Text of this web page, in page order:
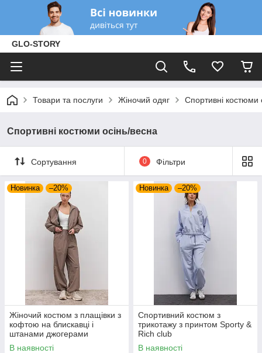
GLO-STORY
Товари та послуги Жіночий одяг Спортивні костюми
Спортивні костюми осінь/весна
Сортування 0 Фільтри
Новинка –20%
Жіночий костюм з плащівки з
кофтою на блискавці і
штанами джогерами
В наявності
Новинка –20%
Спортивний костюм з
трикотажу з принтом Sporty &
Rich club
В наявності